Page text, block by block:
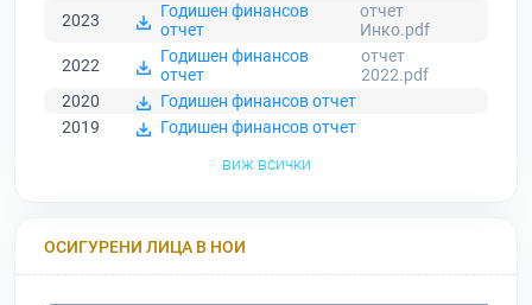
2023
Годишен финансов
отчет
отчет
Инко.pdf
2022
Годишен финансов
отчет
отчет
2022.pdf
2020
Годишен финансов отчет
2019
Годишен финансов отчет
виж всички
ОСИГУРЕНИ ЛИЦА В НОИ